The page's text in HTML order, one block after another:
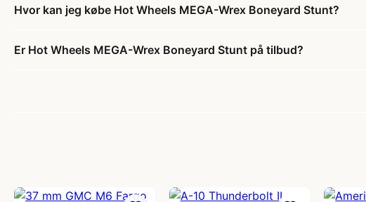
Hvor kan jeg købe Hot Wheels MEGA-Wrex Boneyard Stunt?
Er Hot Wheels MEGA-Wrex Boneyard Stunt på tilbud?